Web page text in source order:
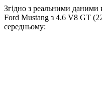
Згідно з реальними даними
Ford Mustang з 4.6 V8 GT
середньому: